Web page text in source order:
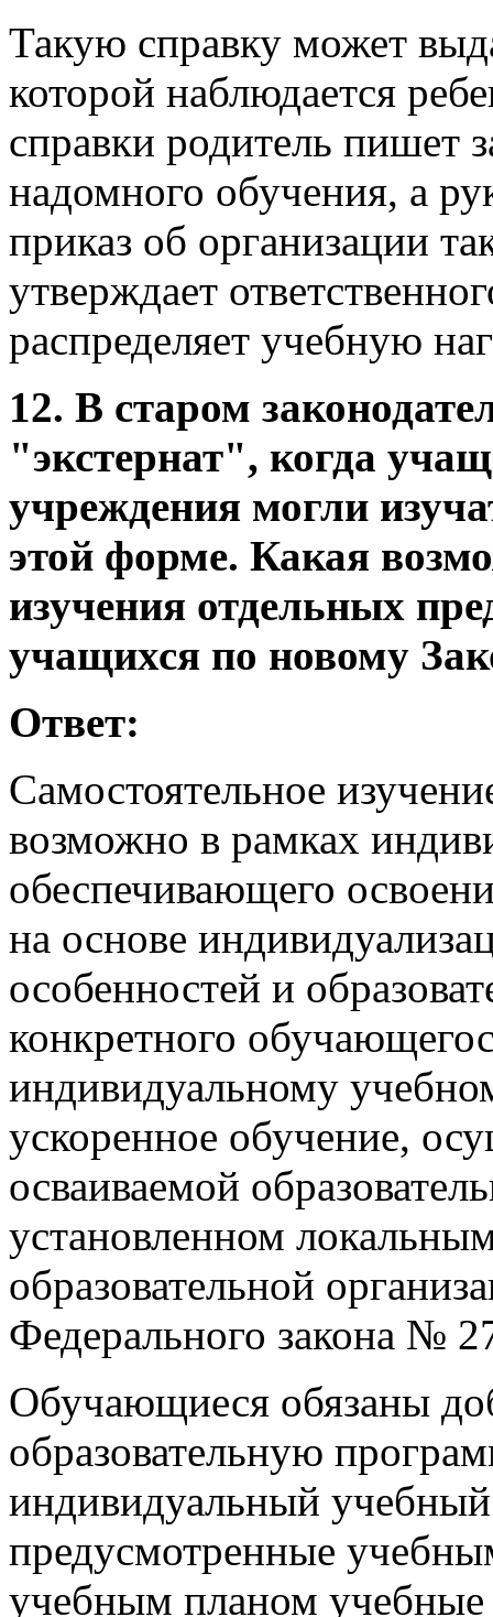
Такую справку может
которой наблюдается
справки родитель пишет
надомного обучения, а
приказ об организации
утверждает
распределяет учебную
12. В старом
"экстернат", когда
учреждения могли
этой форме. Какая
изучения отдельных
учащихся по новому
Ответ:
Самостоятельное
возможно в рамках
обеспечивающего
на основе
особенностей и
конкретного
индивидуальному
ускоренное обучение,
осваиваемой
установленном
образовательной
Федерального закона №
Обучающиеся обязаны
образовательную
индивидуальный
предусмотренные
учебным планом учебные